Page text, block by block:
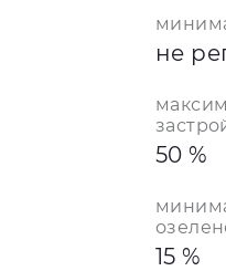
не
50 %
15 %